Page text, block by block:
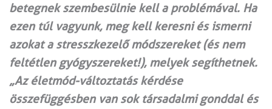
betegnek szembesülnie kell a problémával. Ha
ezen túl vagyunk, meg kell keresni és ismerni
azokat a stresszkezelő módszereket (és nem
feltétlen gyógyszereket!), melyek segíthetnek.
„Az életmód-változtatás kérdése
összefüggésben van sok társadalmi gonddal és